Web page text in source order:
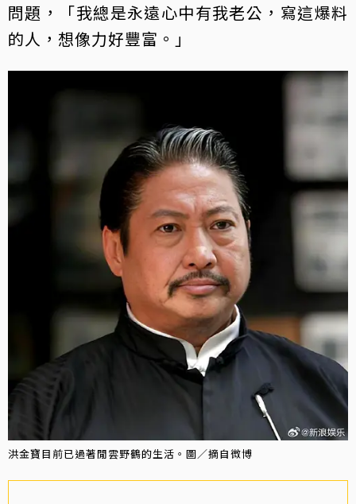
問題，「我總是永遠心中有我老公，寫這爆料
的人，想像力好豐富。」
洪金寶目前已過著閒雲野鶴的生活。圖／摘自微博